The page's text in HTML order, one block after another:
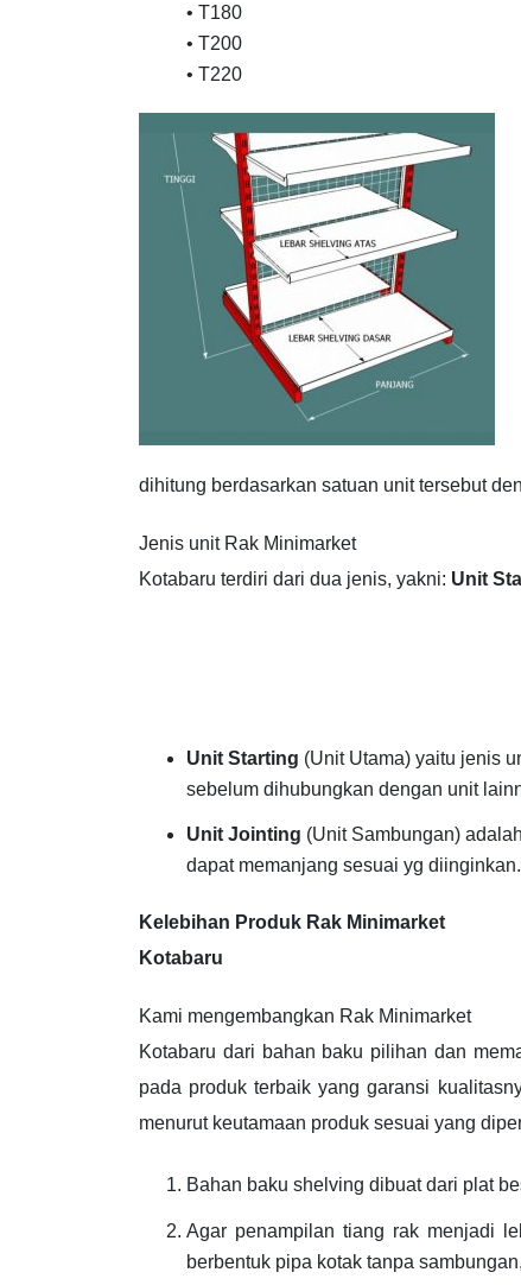
• T180
• T200
• T220
dihitung berdasarkan satuan unit tersebut
Jenis unit Rak Minimarket
Kotabaru terdiri dari dua jenis, yakni: Unit
Unit Starting (Unit Utama) yaitu jenis
sebelum dihubungkan dengan unit
Unit Jointing (Unit Sambungan)
dapat memanjang sesuai yg diinginkan.
Kelebihan Produk Rak Minimarket
Kotabaru
Kami mengembangkan Rak Minimarket
Kotabaru dari bahan baku pilihan dan
pada produk terbaik yang garansi
menurut keutamaan produk sesuai yang
Bahan baku shelving dibuat dari plat
Agar penampilan tiang rak menjadi
berbentuk pipa kotak tanpa